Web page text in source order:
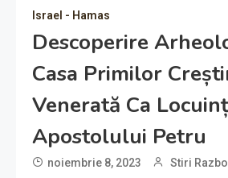
Israel - Hamas
Descoperire
Casa Primilor
Venerată Ca
Apostolului Petru
noiembrie 8, 2023 Stiri